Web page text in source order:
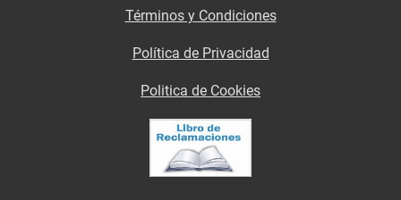
Términos y Condiciones
Política de Privacidad
Politica de Cookies